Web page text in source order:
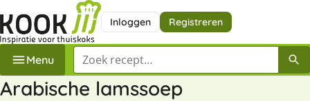
Inloggen Registreren
Menu Zoek een recept
Arabische lamssoep